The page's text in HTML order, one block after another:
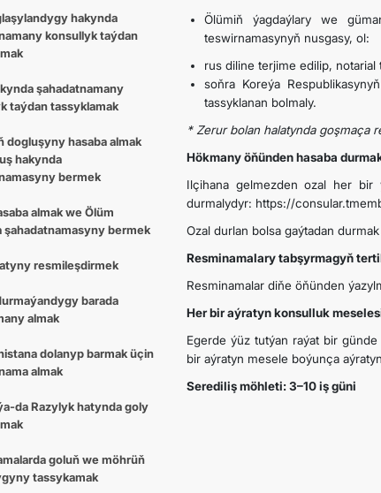
hakynda
konsullyk taýdan
şahadatnamany
taýdan tassyklamak
dogluşyny hasaba almak
hakynda
bermek
almak we Ölüm
şahadatnamasyny bermek
resmileşdirmek
barada
almak
dolanyp barmak üçin
almak
da Razylyk hatynda goly
goluň we möhrüň
tassykamak
Ölümiň ýagdaýlary we
teswirnamasynyň nusgasy, ol:
rus diline terjime edilip, notarial
soňra Koreýa
tassyklanan bolmaly.
* Zerur bolan halatynda goşmaça
Hökmany öňünden hasaba
Ilçihana gelmezden ozal her bir
durmalydyr: https://
Ozal durlan bolsa gaýtadan
Resminamalary tabşyrmagyň
Resminamalar diňe öňünden
Her bir aýratyn konsulluk
Egerde ýüz tutýan raýat bir
bir aýratyn mesele boýunça
Serediliş möhleti: 3–10 iş güni